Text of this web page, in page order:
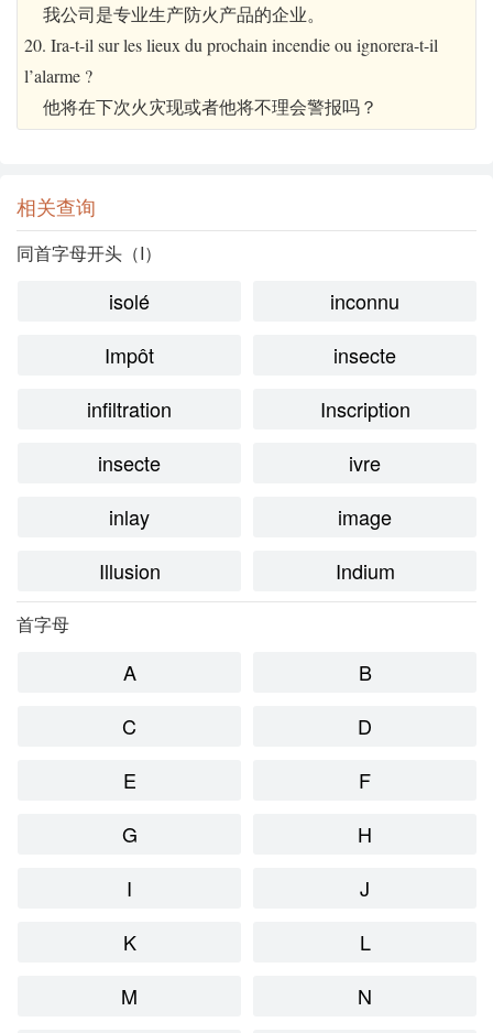
相关查询
同首字母开头（I）
isolé
inconnu
Impôt
insecte
infiltration
Inscription
insecte
ivre
inlay
image
Illusion
Indium
首字母
A
B
C
D
E
F
G
H
I
J
K
L
M
N
我公司是专业生产防火产品的企业。
20. Ira-t-il sur les lieux du prochain incendie ou ignorera-t-il
l’alarme ?
他将在下次火灾现或者他将不理会警报吗？